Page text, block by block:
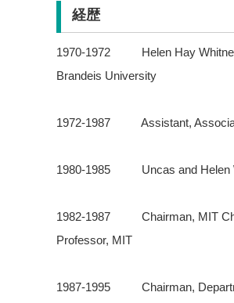
経歴
1970-1972 Helen Hay Whitney
Brandeis University
1972-1987 Assistant,
1980-1985 Uncas and Helen
1982-1987 Chairman, MIT
Professor, MIT
1987-1995 Chairman,